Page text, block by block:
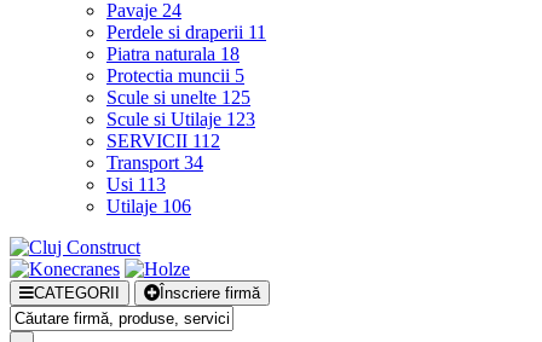
Pavaje 24
Perdele si draperii 11
Piatra naturala 18
Protectia muncii 5
Scule si unelte 125
Scule si Utilaje 123
SERVICII 112
Transport 34
Usi 113
Utilaje 106
CATEGORII Înscriere firmă